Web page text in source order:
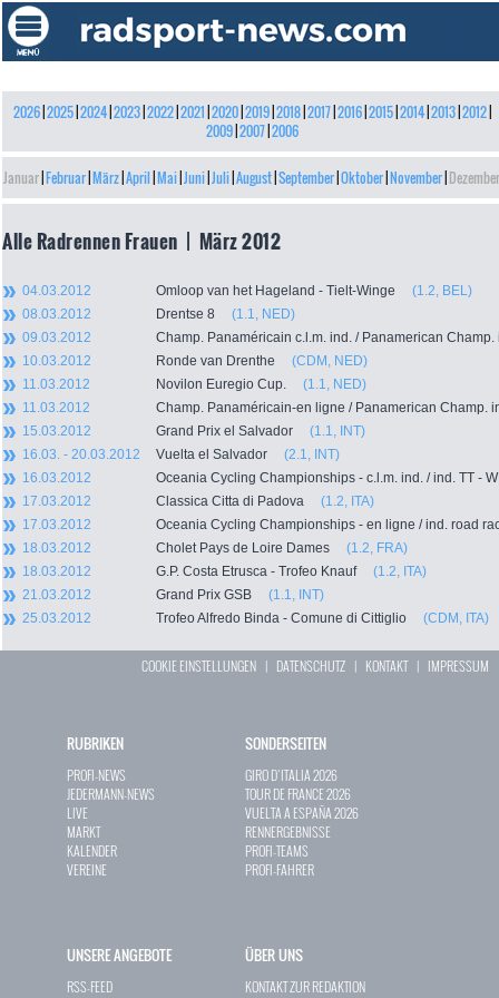
2026| 2025| 2024| 2023| 2022| 2021 2020| 2019| 2018| 2017| 2016| 2015| 2014| 2013| 2012|
2009| 2007| 2006
Januar Februar März April Mai Juni Juli August September Oktober November Dezember
Alle Radrennen Frauen | März 2012
04.03.2012 Omloop van het Hageland - Tielt-Winge (1.2, BEL)
08.03.2012
Drentse 8 (1.1, NED)
09.03.2012
Champ. Panaméricain c.l.m. ind. / Panamerican
10.03.2012
Ronde van Drenthe (CDM, NED)
11.03.2012
Novilon Euregio Cup. (1.1, NED)
11.03.2012
Champ. Panaméricain-en ligne / Panamerican
15.03.2012
Grand Prix el Salvador (1.1, INT)
16.03. - 20.03.2012
Vuelta el Salvador (2.1, INT)
16.03.2012
Oceania Cycling Championships - c.l.m. ind. / ind. TT
17.03.2012
Classica Citta di Padova (1.2, ITA)
17.03.2012
Oceania Cycling Championships - en ligne / ind. road
18.03.2012
Cholet Pays de Loire Dames (1.2, FRA)
18.03.2012
G.P. Costa Etrusca - Trofeo Knauf (1.2, ITA)
21.03.2012
Grand Prix GSB (1.1, INT)
25.03.2012
Trofeo Alfredo Binda - Comune di Cittiglio (CDM, ITA)
COOKIE EINSTELLUNGEN | DATENSCHUTZ | KONTAKT| IMPRESSUM
RUBRIKEN
PROFI-NEWS
JEDERMANN-NEWS
LIVE
MARKT
KALENDER
VEREINE
SONDERSEITEN
GIRO D`ITALIA 2026
TOUR DE FRANCE 2026
VUELTA A ESPAÑA 2026
RENNERGEBNISSE
PROFI-TEAMS
PROFI-FAHRER
UNSERE ANGEBOTE
RSS-FEED
ÜBER UNS
KONTAKT ZUR REDAKTION